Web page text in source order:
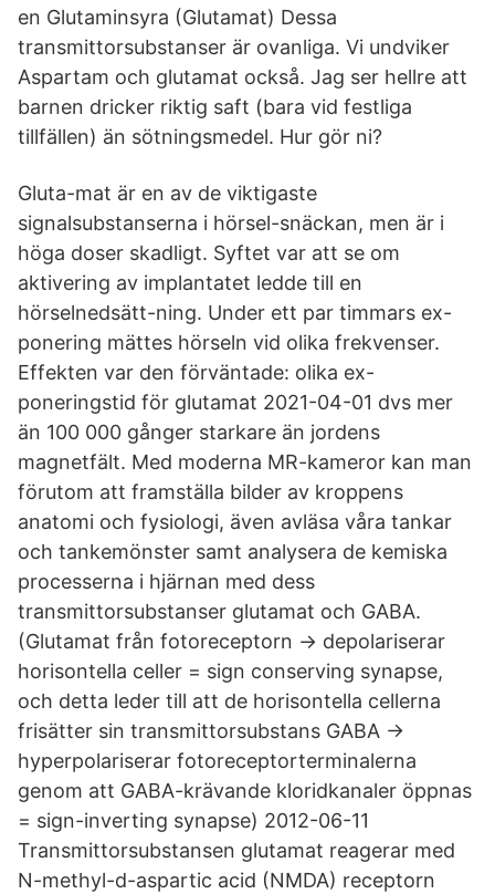
en Glutaminsyra (Glutamat) Dessa
transmittorsubstanser är ovanliga. Vi undviker
Aspartam och glutamat också. Jag ser hellre att
barnen dricker riktig saft (bara vid festliga
tillfällen) än sötningsmedel. Hur gör ni?
Gluta-mat är en av de viktigaste
signalsubstanserna i hörsel-snäckan, men är i
höga doser skadligt. Syftet var att se om
aktivering av implantatet ledde till en
hörselnedsätt-ning. Under ett par timmars ex-
ponering mättes hörseln vid olika frekvenser.
Effekten var den förväntade: olika ex-
poneringstid för glutamat 2021-04-01 dvs mer
än 100 000 gånger starkare än jordens
magnetfält. Med moderna MR-kameror kan man
förutom att framställa bilder av kroppens
anatomi och fysiologi, även avläsa våra tankar
och tankemönster samt analysera de kemiska
processerna i hjärnan med dess
transmittorsubstanser glutamat och GABA.
(Glutamat från fotoreceptorn → depolariserar
horisontella celler = sign conserving synapse,
och detta leder till att de horisontella cellerna
frisätter sin transmittorsubstans GABA →
hyperpolariserar fotoreceptorterminalerna
genom att GABA-krävande kloridkanaler öppnas
= sign-inverting synapse) 2012-06-11
Transmittorsubstansen glutamat reagerar med
N-methyl-d-aspartic acid (NMDA) receptorn